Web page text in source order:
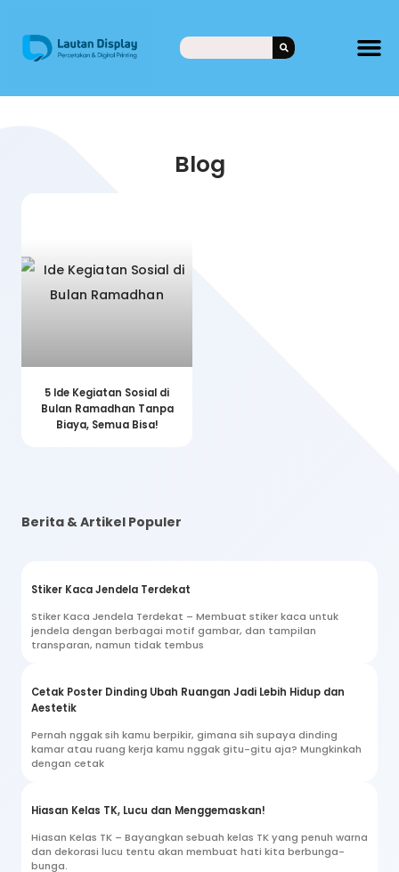
Blog
5 Ide Kegiatan Sosial di
Bulan Ramadhan Tanpa
Biaya, Semua Bisa!
Berita & Artikel Populer
Stiker Kaca Jendela Terdekat
Stiker Kaca Jendela Terdekat – Membuat stiker kaca untuk
jendela dengan berbagai motif gambar, dan tampilan
transparan, namun tidak tembus
Cetak Poster Dinding Ubah Ruangan Jadi Lebih Hidup dan
Aestetik
Pernah nggak sih kamu berpikir, gimana sih supaya dinding
kamar atau ruang kerja kamu nggak gitu-gitu aja? Mungkinkah
dengan cetak
Hiasan Kelas TK, Lucu dan Menggemaskan!
Hiasan Kelas TK – Bayangkan sebuah kelas TK yang penuh warna
dan dekorasi lucu tentu akan membuat hati kita berbunga-
bunga.